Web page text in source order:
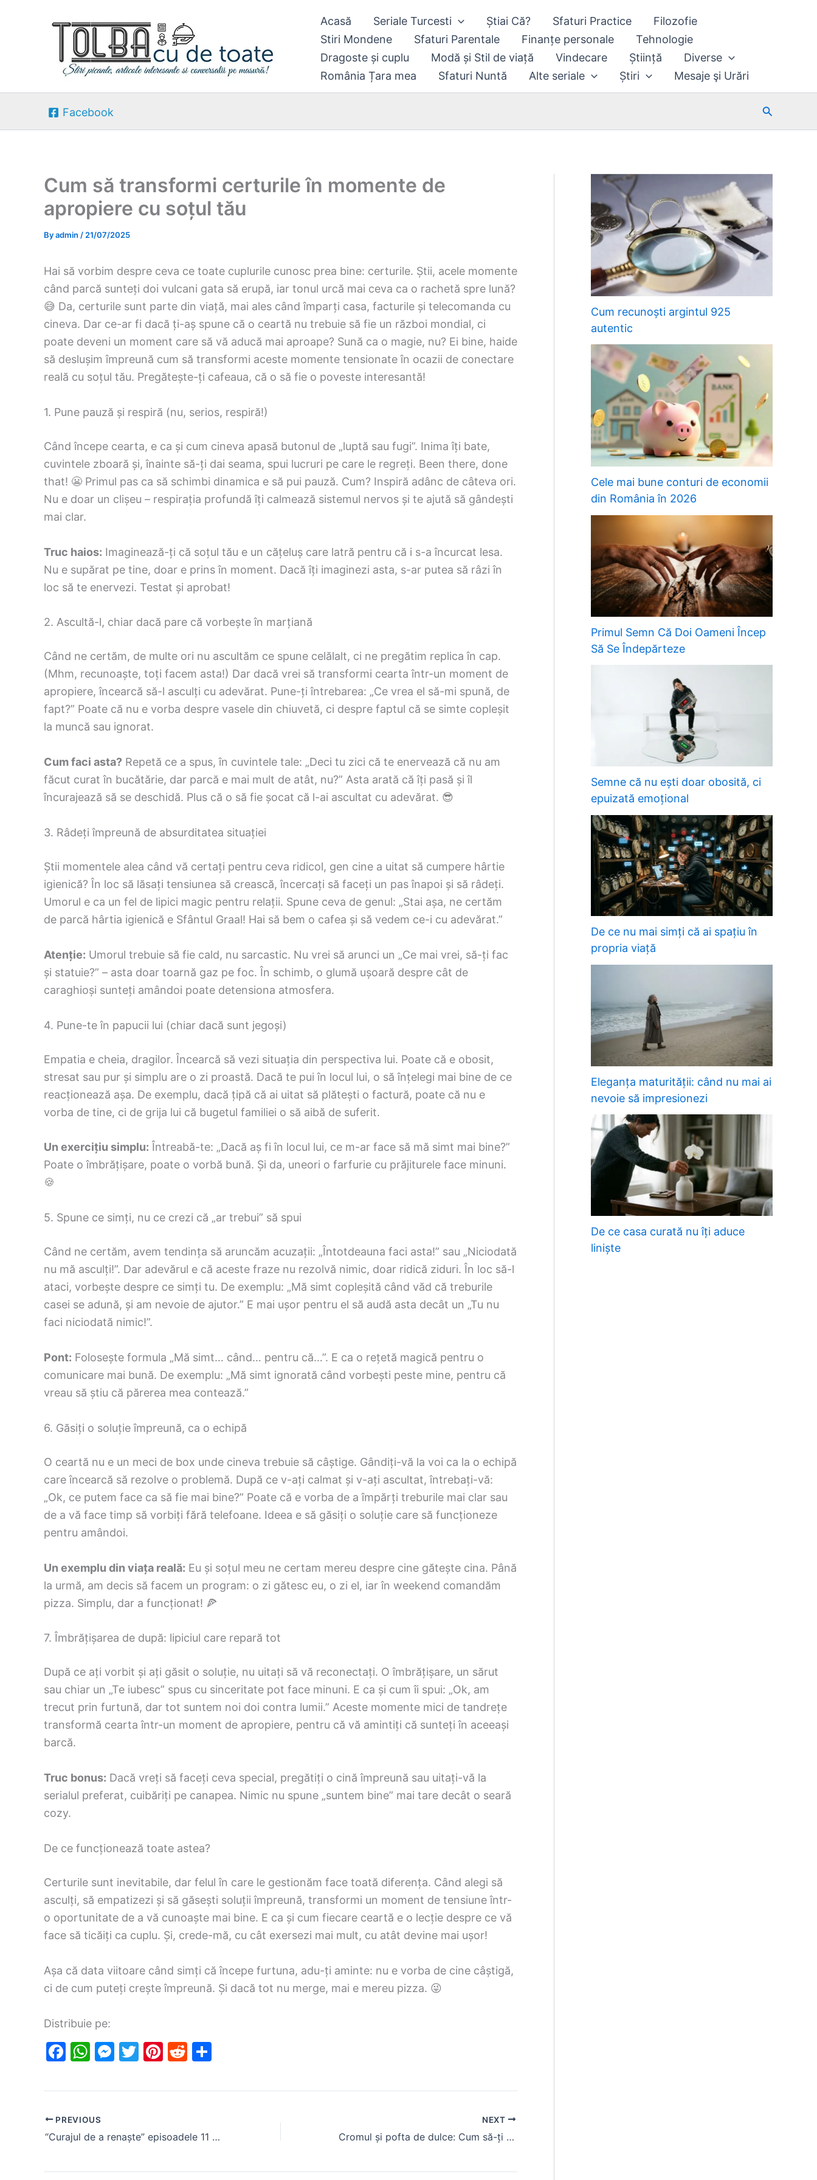
Acasă Seriale Turcesti Știai Că? Sfaturi Practice
Filozofie
Stiri Mondene
Sfaturi Parentale Finanțe personale
Tehnologie
Dragoste și cuplu
Modă și Stil de viață Vindecare Știință
Diverse
România Țara mea
Sfaturi Nuntă Alte seriale Știri Mesaje şi Urări
Facebook Search
Cum să transformi certurile în momente de
apropiere cu soțul tău
Byadmin / 21/07/2025
Hai să vorbim despre ceva ce toate cuplurile cunosc prea bine: certurile. Știi, acele momente
când parcă sunteți doi vulcani gata să erupă, iar tonul urcă mai ceva ca o rachetă spre lună?
😅 Da, certurile sunt parte din viață, mai ales când împarți casa, facturile și telecomanda cu
cineva. Dar ce-ar fi dacă ți-aș spune că o ceartă nu trebuie să fie un război mondial, ci
poate deveni un moment care să vă aducă mai aproape? Sună ca o magie, nu? Ei bine, haide
să deslușim împreună cum să transformi aceste momente tensionate în ocazii de conectare
reală cu soțul tău. Pregătește-ți cafeaua, că o să fie o poveste interesantă!
1. Pune pauză și respiră (nu, serios, respiră!)
Când începe cearta, e ca și cum cineva apasă butonul de „luptă sau fugi”. Inima îți bate,
cuvintele zboară și, înainte să-ți dai seama, spui lucruri pe care le regreți. Been there, done
that! 😬 Primul pas ca să schimbi dinamica e să pui pauză. Cum? Inspiră adânc de câteva ori.
Nu e doar un clișeu – respirația profundă îți calmează sistemul nervos și te ajută să gândești
mai clar.
Truc haios: Imaginează-ți că soțul tău e un cățeluș care latră pentru că i s-a încurcat lesa.
Nu e supărat pe tine, doar e prins în moment. Dacă îți imaginezi asta, s-ar putea să râzi în
loc să te enervezi. Testat și aprobat!
2. Ascultă-l, chiar dacă pare că vorbește în marțiană
Când ne certăm, de multe ori nu ascultăm ce spune celălalt, ci ne pregătim replica în cap.
(Mhm, recunoaște, toți facem asta!) Dar dacă vrei să transformi cearta într-un moment de
apropiere, încearcă să-l asculți cu adevărat. Pune-ți întrebarea: „Ce vrea el să-mi spună, de
fapt?” Poate că nu e vorba despre vasele din chiuvetă, ci despre faptul că se simte copleșit
la muncă sau ignorat.
Cum faci asta? Repetă ce a spus, în cuvintele tale: „Deci tu zici că te enervează că nu am
făcut curat în bucătărie, dar parcă e mai mult de atât, nu?” Asta arată că îți pasă și îl
încurajează să se deschidă. Plus că o să fie șocat că l-ai ascultat cu adevărat. 😎
3. Râdeți împreună de absurditatea situației
Știi momentele alea când vă certați pentru ceva ridicol, gen cine a uitat să cumpere hârtie
igienică? În loc să lăsați tensiunea să crească, încercați să faceți un pas înapoi și să râdeți.
Umorul e ca un fel de lipici magic pentru relații. Spune ceva de genul: „Stai așa, ne certăm
de parcă hârtia igienică e Sfântul Graal! Hai să bem o cafea și să vedem ce-i cu adevărat.”
Atenție: Umorul trebuie să fie cald, nu sarcastic. Nu vrei să arunci un „Ce mai vrei, să-ți fac
și statuie?” – asta doar toarnă gaz pe foc. În schimb, o glumă ușoară despre cât de
caraghioși sunteți amândoi poate detensiona atmosfera.
4. Pune-te în papucii lui (chiar dacă sunt jegoși)
Empatia e cheia, dragilor. Încearcă să vezi situația din perspectiva lui. Poate că e obosit,
stresat sau pur și simplu are o zi proastă. Dacă te pui în locul lui, o să înțelegi mai bine de ce
reacționează așa. De exemplu, dacă țipă că ai uitat să plătești o factură, poate că nu e
vorba de tine, ci de grija lui că bugetul familiei o să aibă de suferit.
Un exercițiu simplu: Întreabă-te: „Dacă aș fi în locul lui, ce m-ar face să mă simt mai bine?”
Poate o îmbrățișare, poate o vorbă bună. Și da, uneori o farfurie cu prăjiturele face minuni.
🍪
5. Spune ce simți, nu ce crezi că „ar trebui” să spui
Când ne certăm, avem tendința să aruncăm acuzații: „Întotdeauna faci asta!” sau „Niciodată
nu mă asculți!”. Dar adevărul e că aceste fraze nu rezolvă nimic, doar ridică ziduri. În loc să-l
ataci, vorbește despre ce simți tu. De exemplu: „Mă simt copleșită când văd că treburile
casei se adună, și am nevoie de ajutor.” E mai ușor pentru el să audă asta decât un „Tu nu
faci niciodată nimic!”.
Pont: Folosește formula „Mă simt… când… pentru că…”. E ca o rețetă magică pentru o
comunicare mai bună. De exemplu: „Mă simt ignorată când vorbești peste mine, pentru că
vreau să știu că părerea mea contează.”
6. Găsiți o soluție împreună, ca o echipă
O ceartă nu e un meci de box unde cineva trebuie să câștige. Gândiți-vă la voi ca la o echipă
care încearcă să rezolve o problemă. După ce v-ați calmat și v-ați ascultat, întrebați-vă:
„Ok, ce putem face ca să fie mai bine?” Poate că e vorba de a împărți treburile mai clar sau
de a vă face timp să vorbiți fără telefoane. Ideea e să găsiți o soluție care să funcționeze
pentru amândoi.
Un exemplu din viața reală: Eu și soțul meu ne certam mereu despre cine gătește cina. Până
la urmă, am decis să facem un program: o zi gătesc eu, o zi el, iar în weekend comandăm
pizza. Simplu, dar a funcționat! 🍕
7. Îmbrățișarea de după: lipiciul care repară tot
După ce ați vorbit și ați găsit o soluție, nu uitați să vă reconectați. O îmbrățișare, un sărut
sau chiar un „Te iubesc” spus cu sinceritate pot face minuni. E ca și cum îi spui: „Ok, am
trecut prin furtună, dar tot suntem noi doi contra lumii.” Aceste momente mici de tandrețe
transformă cearta într-un moment de apropiere, pentru că vă amintiți că sunteți în aceeași
barcă.
Truc bonus: Dacă vreți să faceți ceva special, pregătiți o cină împreună sau uitați-vă la
serialul preferat, cuibăriți pe canapea. Nimic nu spune „suntem bine” mai tare decât o seară
cozy.
De ce funcționează toate astea?
Certurile sunt inevitabile, dar felul în care le gestionăm face toată diferența. Când alegi să
asculți, să empatizezi și să găsești soluții împreună, transformi un moment de tensiune într-
o oportunitate de a vă cunoaște mai bine. E ca și cum fiecare ceartă e o lecție despre ce vă
face să ticăiți ca cuplu. Și, crede-mă, cu cât exersezi mai mult, cu atât devine mai ușor!
Așa că data viitoare când simți că începe furtuna, adu-ți aminte: nu e vorba de cine câștigă,
ci de cum puteți crește împreună. Și dacă tot nu merge, mai e mereu pizza. 😜
Distribuie pe:
F
c
b
o
o
W
at
A
p
p
M
s
e
n
g
T
itt
Pi
er
st
R
d
t
ar
PREVIOUS
“Curajul de a renaște” episoadele 11 și 12, rezumat
NEXT
Cromul și pofta de dulce: Cum să-ți controlezi poftele
Cum recunoști argintul 925
autentic
Cele mai bune conturi de economii
din România în 2026
Primul Semn Că Doi Oameni Încep
Să Se Îndepărteze
Semne că nu ești doar obosită, ci
epuizată emoțional
De ce nu mai simți că ai spațiu în
propria viață
Eleganța maturității: când nu mai ai
nevoie să impresionezi
De ce casa curată nu îți aduce
liniște